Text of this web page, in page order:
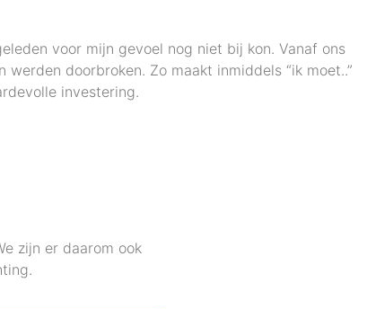
voor mijn gevoel nog niet bij kon. Vanaf ons
doorbroken. Zo maakt inmiddels “ik moet..”
investering.
zijn er daarom ook